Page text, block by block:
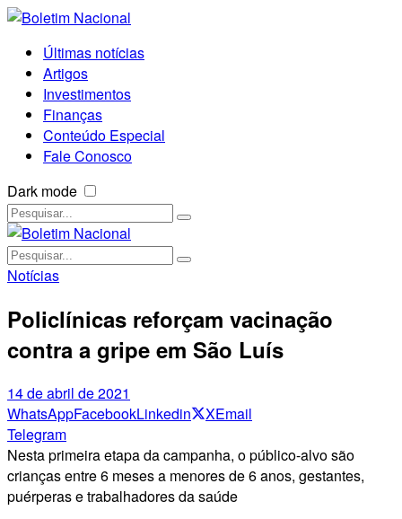
Últimas notícias
Artigos
Investimentos
Finanças
Conteúdo Especial
Fale Conosco
Dark mode
Notícias
Policlínicas reforçam vacinação
contra a gripe em São Luís
14 de abril de 2021
WhatsAppFacebookLinkedin XEmail
Telegram
Nesta primeira etapa da campanha, o público-alvo são
crianças entre 6 meses a menores de 6 anos, gestantes,
puérperas e trabalhadores da saúde